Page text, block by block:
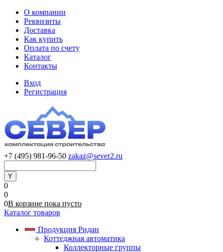
О компании
Реквизиты
Доставка
Как купить
Оплата по счету
Каталог
Контакты
Вход
Регистрация
+7 (495) 981-96-50 zakaz@sever2.ru
0
0
0В корзине пока пусто
Каталог товаров
Продукция Ридан
Коттеджная автоматика
Коллекторные группы